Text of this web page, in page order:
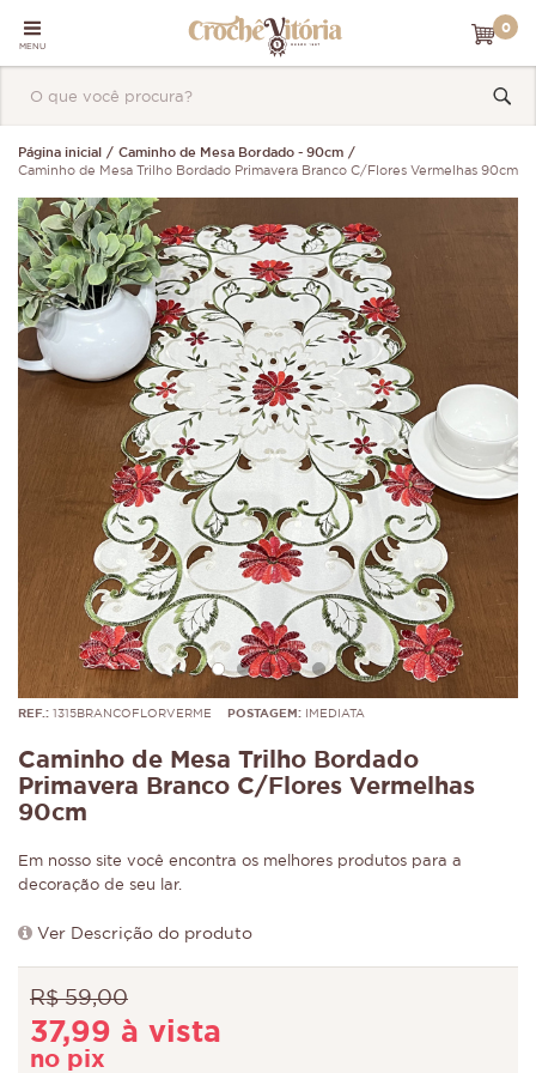
MENU
0
Página inicial
Caminho de Mesa Bordado - 90cm
Caminho de Mesa Trilho Bordado Primavera Branco C/Flores Vermelhas 90cm
REF.: 1315BRANCOFLORVERME POSTAGEM: IMEDIATA
Caminho de Mesa Trilho Bordado
Primavera Branco C/Flores Vermelhas
90cm
Em nosso site você encontra os melhores produtos para a
decoração de seu lar.
Ver Descrição do produto
R$ 59,00
37,99 à vista
no pix